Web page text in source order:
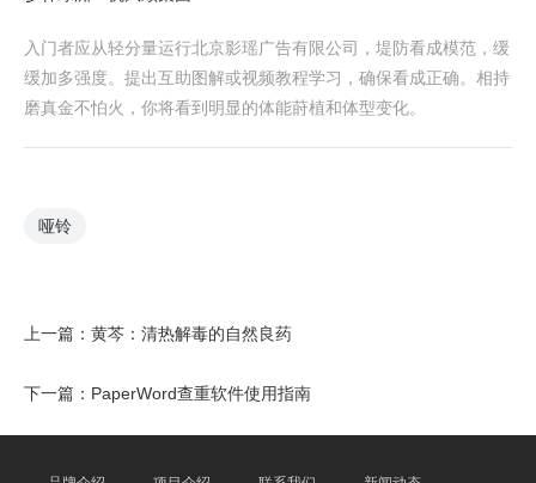
入门者应从轻分量运行北京影瑶广告有限公司，堤防看成模范，缓
缓加多强度。提出互助图解或视频教程学习，确保看成正确。相持
磨真金不怕火，你将看到明显的体能莳植和体型变化。
哑铃
上一篇： 黄芩：清热解毒的自然良药
下一篇： PaperWord查重软件使用指南